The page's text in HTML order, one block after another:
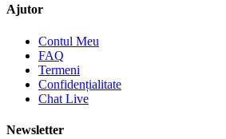
Ajutor
Contul Meu
FAQ
Termeni
Confidențialitate
Chat Live
Newsletter